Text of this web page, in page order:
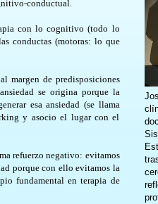
conductual.
con lo cognitivo (todo lo
conductas (motoras: lo que
margen de predisposiciones
se origina porque la
esa ansiedad (se llama
y asocio el lugar con el
refuerzo negativo: evitamos
porque con ello evitamos la
fundamental en terapia de